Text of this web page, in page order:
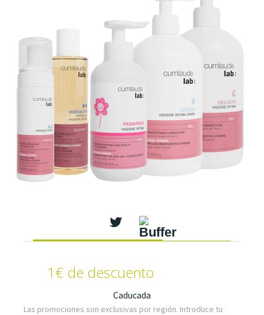
1€ de descuento
Caducada
Las promociones son exclusivas por región. Introduce tu